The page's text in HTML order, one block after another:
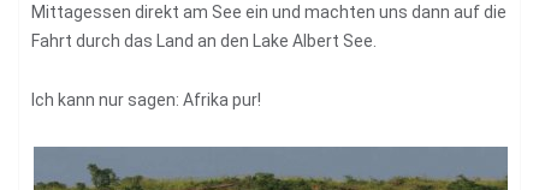
Mittagessen direkt am See ein und machten uns dann auf die
Fahrt durch das Land an den Lake Albert See.
Ich kann nur sagen: Afrika pur!